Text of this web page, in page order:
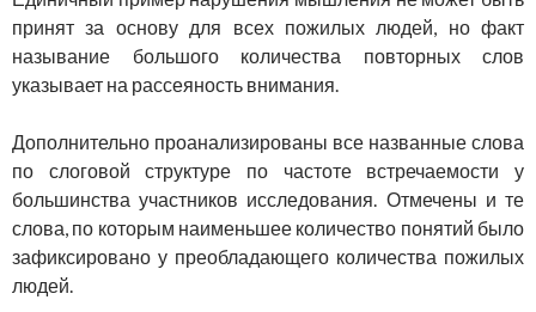
принят за основу для всех пожилых людей, но факт
называние большого количества повторных слов
указывает на рассеяность внимания.
Дополнительно проанализированы все названные слова
по слоговой структуре по частоте встречаемости у
большинства участников исследования. Отмечены и те
слова, по которым наименьшее количество понятий было
зафиксировано у преобладающего количества пожилых
людей.